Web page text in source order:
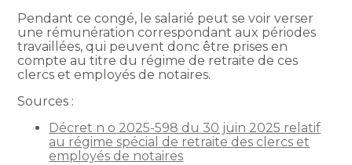
Pendant ce congé, le salarié peut se voir verser
une rémunération correspondant aux périodes
travaillées, qui peuvent donc être prises en
compte au titre du régime de retraite de ces
clercs et employés de notaires.
Sources :
Décret n o 2025-598 du 30 juin 2025 relatif
au régime spécial de retraite des clercs et
employés de notaires